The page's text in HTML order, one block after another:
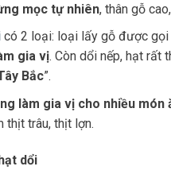
mọc tự nhiên, thân gỗ
có 2 loại: loại lấy gỗ được gọi
gia vị. Còn dổi nếp, hạt rất
Bắc”.
làm gia vị cho nhiều món
thịt trâu, thịt lợn.
dổi